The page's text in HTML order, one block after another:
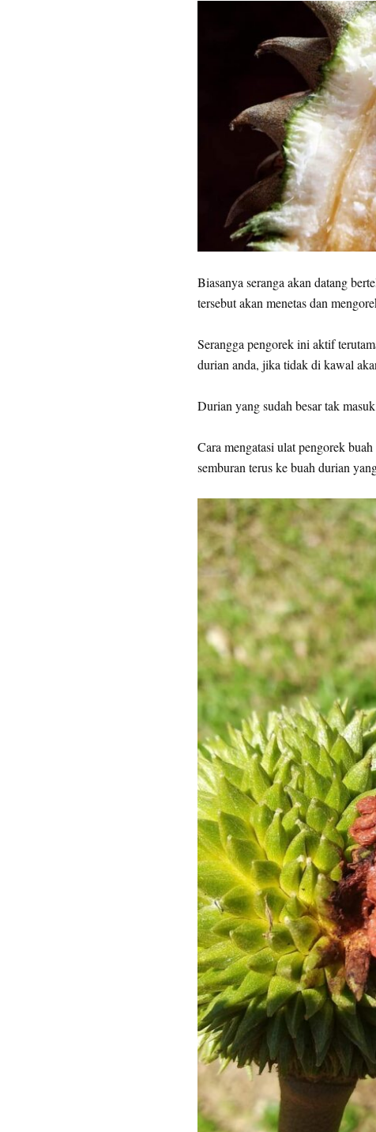
Biasanya seranga akan datang
tersebut akan menetas dan
Serangga pengorek ini aktif
durian anda, jika tidak di kawal
Durian yang sudah besar tak
Cara mengatasi ulat pengorek
semburan terus ke buah durian